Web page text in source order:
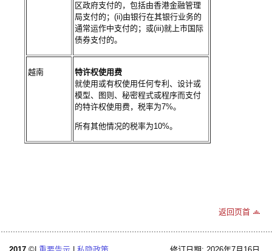
区政府支付的，包括由香港金融管理
局支付的；(ii)由银行在其银行业务的
通常运作中支付的；或(iii)就上市国际
债券支付的。
越南
特许权使用费
就使用或有权使用任何专利、设计或
模型、图则、秘密程式或程序而支付
的特许权使用费，税率为7%。
所有其他情况的税率为10%。
返回页首